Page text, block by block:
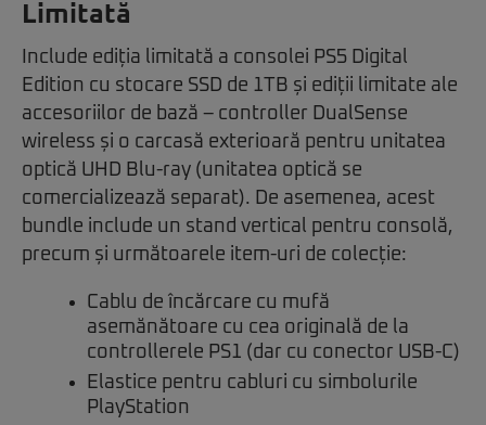
Limitată
Include ediția limitată a consolei PS5 Digital
Edition cu stocare SSD de 1TB și ediții limitate ale
accesoriilor de bază – controller DualSense
wireless și o carcasă exterioară pentru unitatea
optică UHD Blu-ray (unitatea optică se
comercializează separat). De asemenea, acest
bundle include un stand vertical pentru consolă,
precum și următoarele item-uri de colecție:
Cablu de încărcare cu mufă
asemănătoare cu cea originală de la
controllerele PS1 (dar cu conector USB-C)
Elastice pentru cabluri cu simbolurile
PlayStation